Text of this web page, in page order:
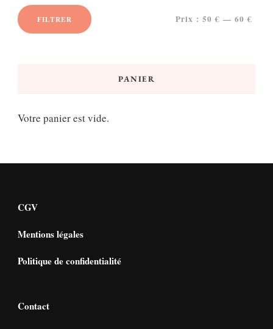
FILTRER Prix : 50 € — 60 €
PANIER
Votre panier est vide.
CGV
Mentions légales
Politique de confidentialité
Contact